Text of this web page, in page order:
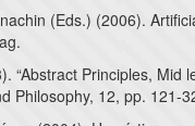
(Eds.) (2006).
“Abstract Principles, Mid
Philosophy, 12, pp. 121-